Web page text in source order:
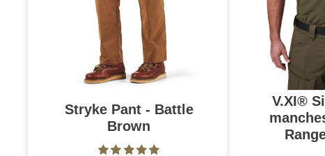
Stryke Pant - Battle
Brown
V.XI®